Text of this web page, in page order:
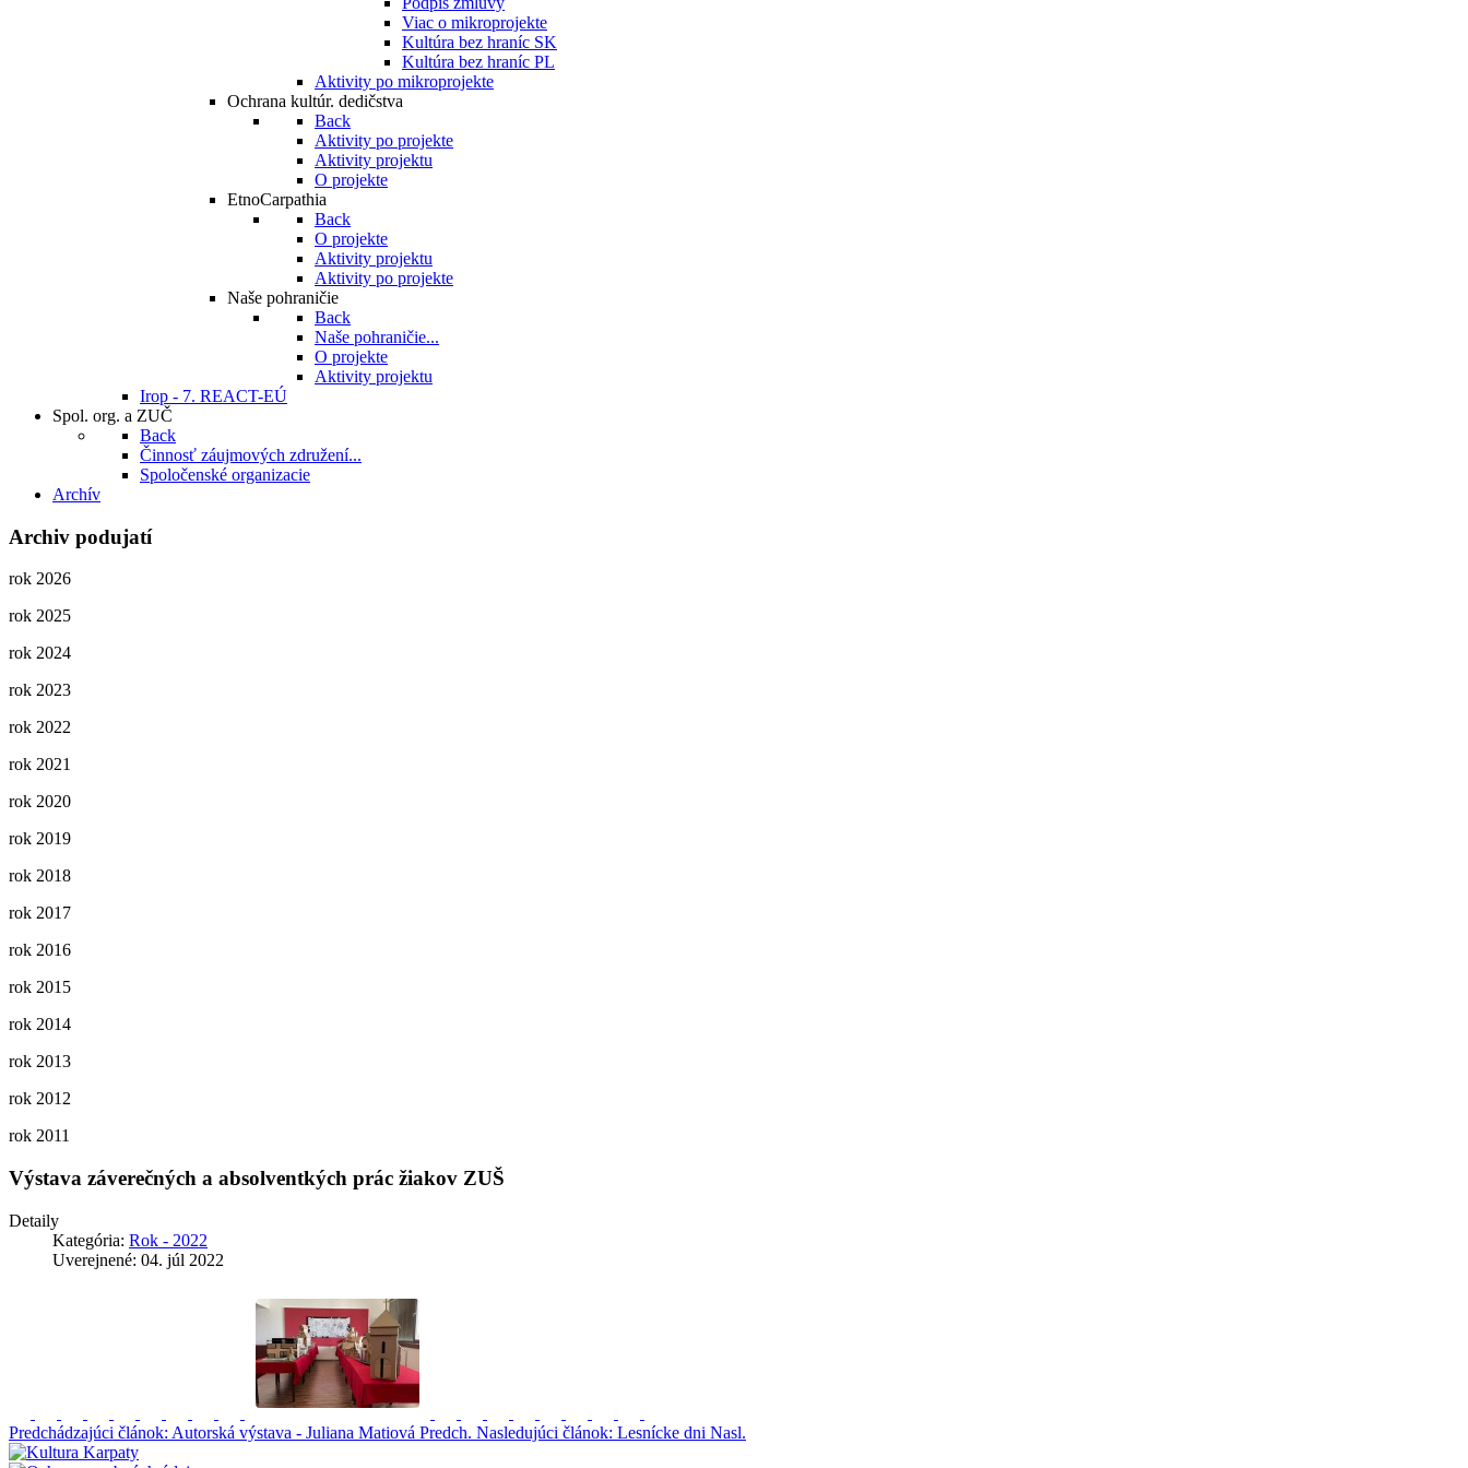
Viac o mikroprojekte
Kultúra bez hraníc SK
Kultúra bez hraníc PL
Aktivity po mikroprojekte
Ochrana kultúr. dedičstva
Back
Aktivity po projekte
Aktivity projektu
O projekte
EtnoCarpathia
Back
O projekte
Aktivity projektu
Aktivity po projekte
Naše pohraničie
Back
Naše pohraničie...
O projekte
Aktivity projektu
Irop - 7. REACT-EÚ
Spol. org. a ZUČ
Back
Činnosť záujmových združení...
Spoločenské organizacie
Archív
Archiv podujatí
rok 2026
rok 2025
rok 2024
rok 2023
rok 2022
rok 2021
rok 2020
rok 2019
rok 2018
rok 2017
rok 2016
rok 2015
rok 2014
rok 2013
rok 2012
rok 2011
Výstava záverečných a absolventkých prác žiakov ZUŠ
Detaily
Kategória: Rok - 2022
Uverejnené: 04. júl 2022
Predchádzajúci článok: Autorská výstava - Juliana Matiová Predch. Nasledujúci článok: Lesnícke dni Nasl.